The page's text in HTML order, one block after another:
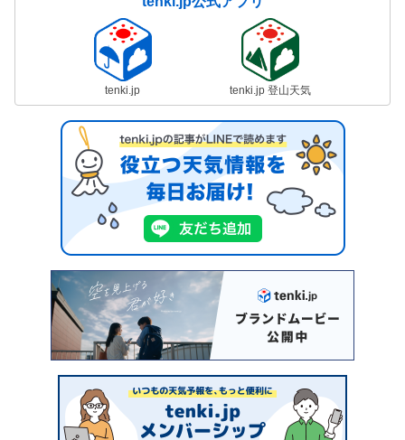
tenki.jp tenki.jp 登山天気